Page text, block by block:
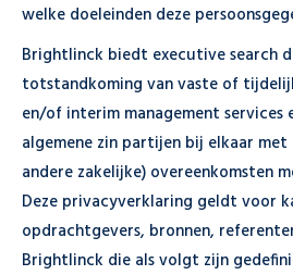
welke doeleinden deze
Brightlinck biedt executive search
totstandkoming van vaste of
en/of interim management services
algemene zin partijen bij elkaar
andere zakelijke) overeenkomsten
Deze privacyverklaring geldt voor
opdrachtgevers, bronnen,
Brightlinck die als volgt zijn